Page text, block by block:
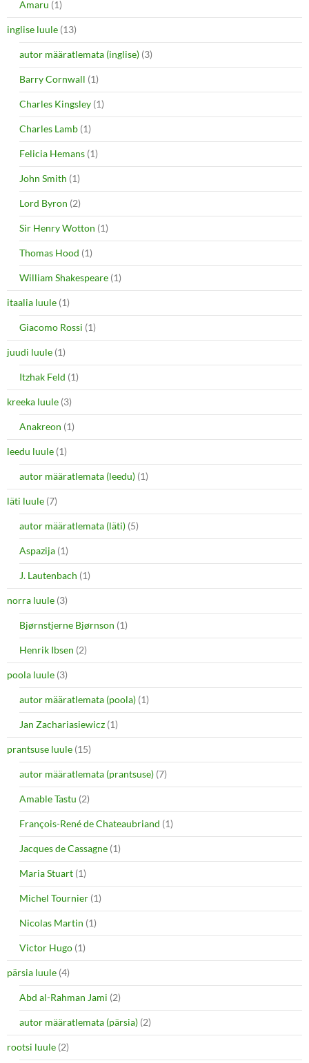
Amaru (1)
inglise luule (13)
autor määratlemata (inglise) (3)
Barry Cornwall (1)
Charles Kingsley (1)
Charles Lamb (1)
Felicia Hemans (1)
John Smith (1)
Lord Byron (2)
Sir Henry Wotton (1)
Thomas Hood (1)
William Shakespeare (1)
itaalia luule (1)
Giacomo Rossi (1)
juudi luule (1)
Itzhak Feld (1)
kreeka luule (3)
Anakreon (1)
leedu luule (1)
autor määratlemata (leedu) (1)
läti luule (7)
autor määratlemata (läti) (5)
Aspazija (1)
J. Lautenbach (1)
norra luule (3)
Bjørnstjerne Bjørnson (1)
Henrik Ibsen (2)
poola luule (3)
autor määratlemata (poola) (1)
Jan Zachariasiewicz (1)
prantsuse luule (15)
autor määratlemata (prantsuse) (7)
Amable Tastu (2)
François-René de Chateaubriand (1)
Jacques de Cassagne (1)
Maria Stuart (1)
Michel Tournier (1)
Nicolas Martin (1)
Victor Hugo (1)
pärsia luule (4)
Abd al-Rahman Jami (2)
autor määratlemata (pärsia) (2)
rootsi luule (2)